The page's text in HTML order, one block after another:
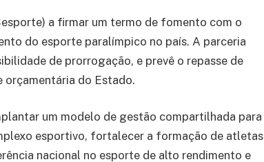
a firmar um termo de fomento com o
do esporte paralímpico no país. A parceria
de prorrogação, e prevê o repasse de
do Estado.
um modelo de gestão compartilhada para
esportivo, fortalecer a formação de atletas
nacional no esporte de alto rendimento e